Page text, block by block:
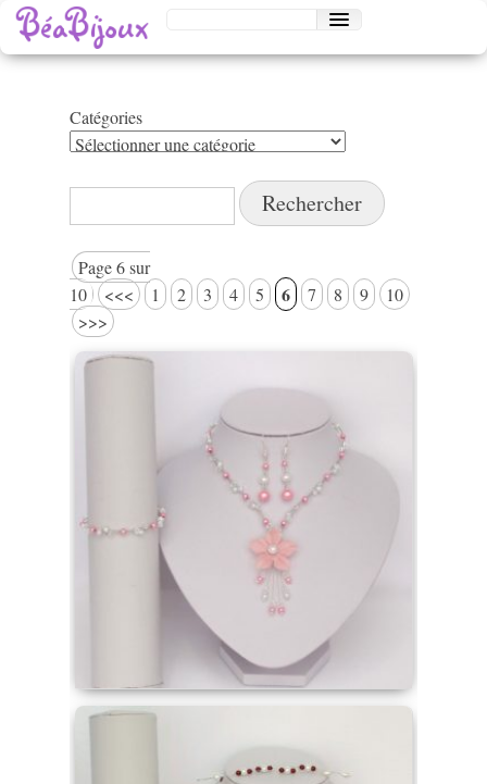
Catégories
Catégories
Rechercher :
Page 6 sur
10
<<< 1 2 3 4 5 6 7 8 9
10
>>>